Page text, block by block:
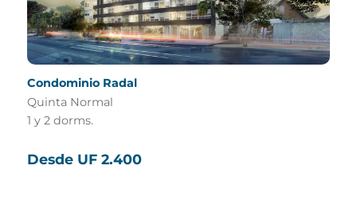
Condominio Radal
Quinta Normal
1 y 2 dorms.
Desde UF 2.400